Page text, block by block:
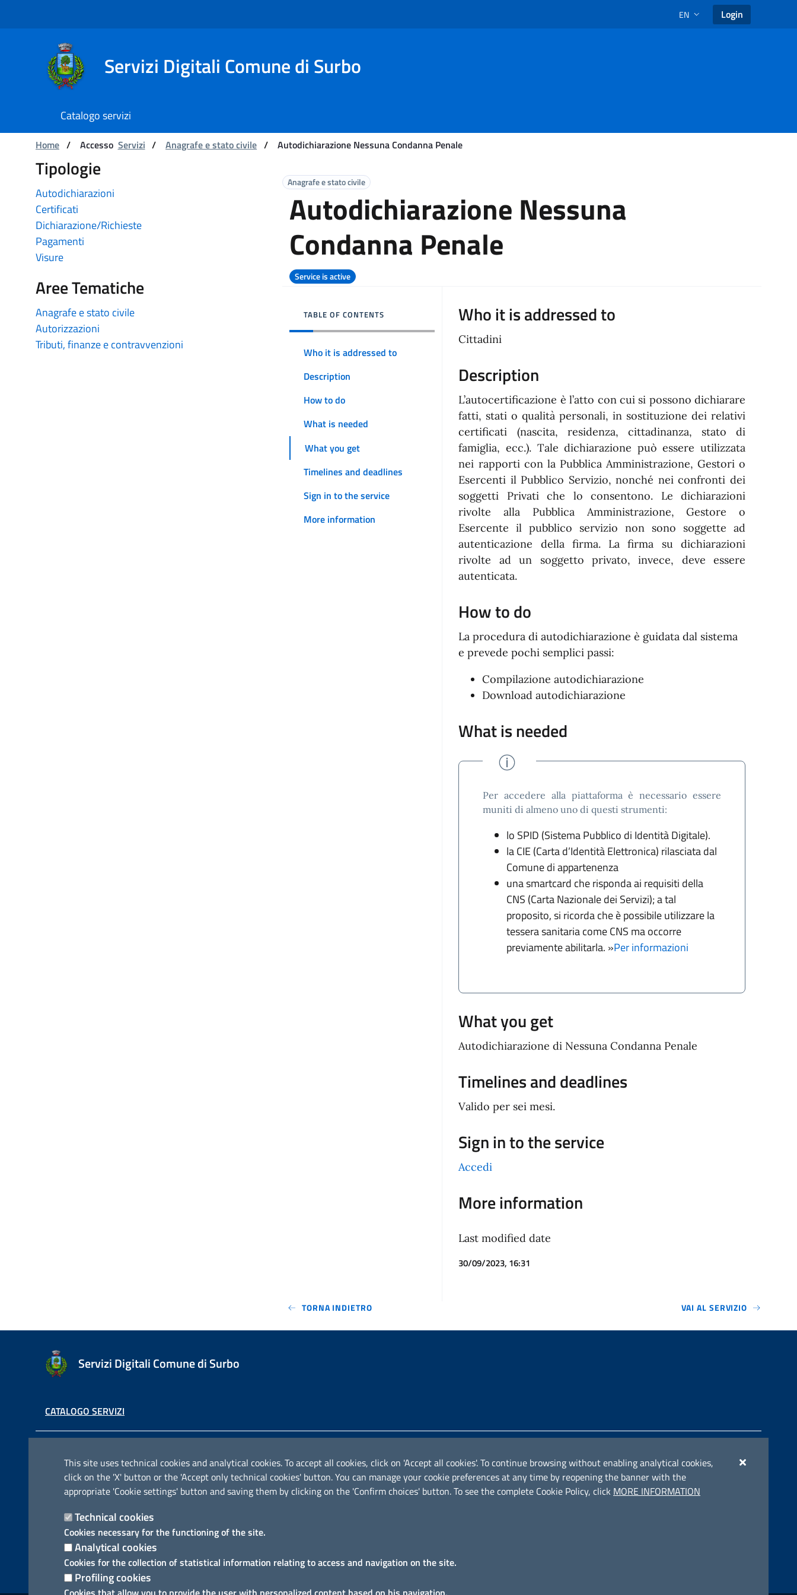
Navigation
This site uses technical cookies and analytical cookies. To accept all cookies, click on 'Accept all cookies'. To continue browsing without enabling analytical cookies,
click on the 'X' button or the 'Accept only technical cookies' button. You can manage your cookie preferences at any time by reopening the banner with the
appropriate 'Cookie settings' button and saving them by clicking on the 'Confirm choices' button. To see the complete Cookie Policy, click MORE INFORMATION
Technical cookies
Cookies necessary for the functioning of the site.
Analytical cookies
Cookies for the collection of statistical information relating to access and navigation on the site.
Profiling cookies
LANGUAGE SELECTION:
EN Login
Servizi Digitali Comune di Surbo
Catalogo servizi
Catalogo servizi
You are:
Home / Accesso Servizi / Anagrafe e stato civile / Autodichiarazione Nessuna Condanna Penale
Tipologie
Autodichiarazioni
Certificati
Dichiarazione/Richieste
Pagamenti
Visure
Aree Tematiche
Anagrafe e stato civile
Autorizzazioni
Tributi, finanze e contravvenzioni
Anagrafe e stato civile
Autodichiarazione Nessuna
Condanna Penale
Service is active
TABLE OF CONTENTS
Who it is addressed to
Description
How to do
What is needed
What you get
Timelines and deadlines
Sign in to the service
More information
Who it is addressed to
Cittadini
Description
L’autocertificazione è l’atto con cui si possono dichiarare
fatti, stati o qualità personali, in sostituzione dei relativi
certificati (nascita, residenza, cittadinanza, stato di
famiglia, ecc.). Tale dichiarazione può essere utilizzata
nei rapporti con la Pubblica Amministrazione, Gestori o
Esercenti il Pubblico Servizio, nonché nei confronti dei
soggetti Privati che lo consentono. Le dichiarazioni
rivolte alla Pubblica Amministrazione, Gestore o
Esercente il pubblico servizio non sono soggette ad
autenticazione della firma. La firma su dichiarazioni
rivolte ad un soggetto privato, invece, deve essere
autenticata.
How to do
La procedura di autodichiarazione è guidata dal sistema
e prevede pochi semplici passi:
Compilazione autodichiarazione
Download autodichiarazione
What is needed
Per accedere alla piattaforma è necessario essere
muniti di almeno uno di questi strumenti:
lo SPID (Sistema Pubblico di Identità Digitale).
la CIE (Carta d’Identità Elettronica) rilasciata dal
Comune di appartenenza
una smartcard che risponda ai requisiti della
CNS (Carta Nazionale dei Servizi); a tal
proposito, si ricorda che è possibile utilizzare la
tessera sanitaria come CNS ma occorre
previamente abilitarla. »Per informazioni
What you get
Autodichiarazione di Nessuna Condanna Penale
Timelines and deadlines
Valido per sei mesi.
Sign in to the service
Accedi
More information
Last modified date
30/09/2023, 16:31
TORNA INDIETRO VAI AL SERVIZIO
Servizi Digitali Comune di Surbo
CATALOGO SERVIZI
Contatti e indirizzi
Via Pisanelli, 23, 73010 Surbo ( Le )
Codice fiscale / P. IVA: 01862180757
Telefono: 0832 360800
Fax: 0832 360821
Email: comunesurbo@pec.it
Posta Elettronica Certificata: comunesurbo@pec.it